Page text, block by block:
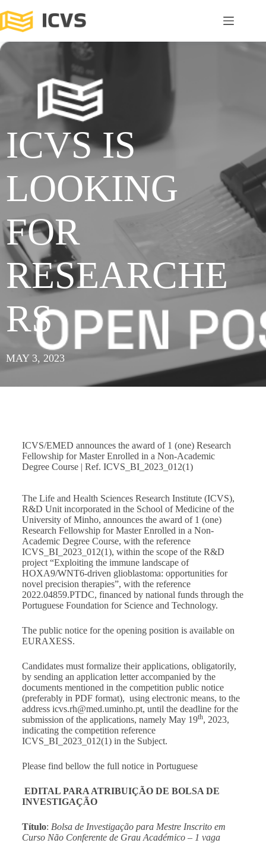
ICVS IS
LOOKING
FOR
RESEARCHE
RS
MAY 3, 2023
ICVS/EMED announces the award of 1 (one) Research
Fellowship for Master Enrolled in a Non-Academic
Degree Course | Ref. ICVS_BI_2023_012(1)
The Life and Health Sciences Research Institute (ICVS),
R&D Unit incorporated in the School of Medicine of the
University of Minho, announces the award of 1 (one)
Research Fellowship for Master Enrolled in a Non-
Academic Degree Course, with the reference
ICVS_BI_2023_012(1), within the scope of the R&D
project “Exploiting the immune landscape of
HOXA9/WNT6-driven glioblastoma: opportunities for
novel precision therapies”, with the reference
2022.04859.PTDC, financed by national funds through the
Portuguese Foundation for Science and Technology.
The public notice for the opening position is available on
EURAXESS.
Candidates must formalize their applications, obligatorily,
by sending an application letter accompanied by the
documents mentioned in the competition public notice
(preferably in PDF format), using electronic means, to the
address icvs.rh@med.uminho.pt, until the deadline for the
submission of the applications, namely May 19th, 2023,
indicating the competition reference
ICVS_BI_2023_012(1) in the Subject.
Please find bellow the full notice in Portuguese
EDITAL PARA ATRIBUIÇÃO DE BOLSA DE
INVESTIGAÇÃO
Título: Bolsa de Investigação para Mestre Inscrito em
Curso Não Conferente de Grau Académico – 1 vaga